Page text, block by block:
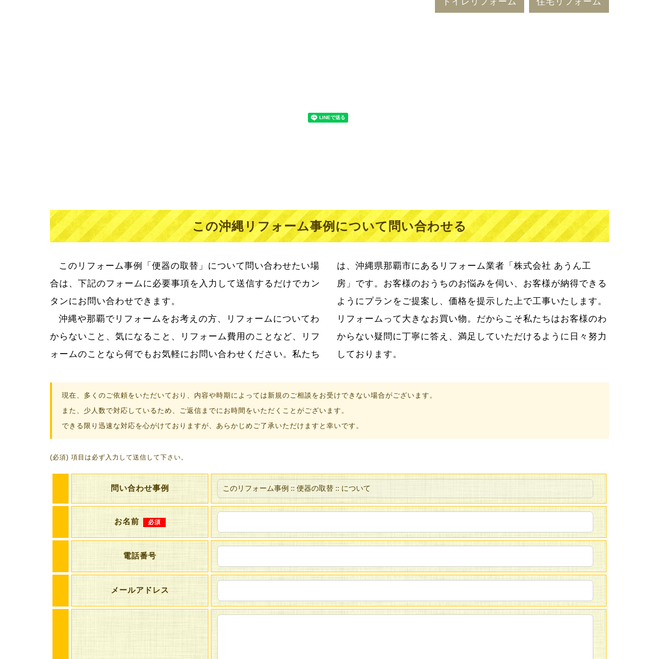
この沖縄リフォーム事例について問い合わせる
このリフォーム事例「便器の取替」について問い合わせたい場
合は、下記のフォームに必要事項を入力して送信するだけでカン
タンにお問い合わせできます。
沖縄や那覇でリフォームをお考えの方、リフォームについてわ
からないこと、気になること、リフォーム費用のことなど、リフ
ォームのことなら何でもお気軽にお問い合わせください。私たち
は、沖縄県那覇市にあるリフォーム業者「株式会社 あうん工
房」です。お客様のおうちのお悩みを伺い、お客様が納得できる
ようにプランをご提案し、価格を提示した上で工事いたします。
リフォームって大きなお買い物。だからこそ私たちはお客様のわ
からない疑問に丁寧に答え、満足していただけるように日々努力
しております。
現在、多くのご依頼をいただいており、内容や時期によっては新規のご相談をお受けできない場合がございます。
また、少人数で対応しているため、ご返信までにお時間をいただくことがございます。
できる限り迅速な対応を心がけておりますが、あらかじめご了承いただけますと幸いです。
(必須) 項目は必ず入力して送信して下さい。
問い合わせ事例
お名前 必須
電話番号
メールアドレス